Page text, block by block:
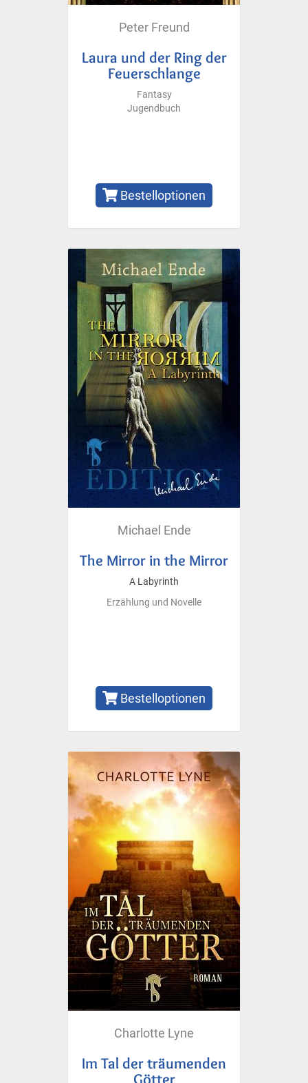
Peter Freund
Laura und der Ring der
Feuerschlange
Fantasy
Jugendbuch
Bestelloptionen
Michael Ende
The Mirror in the Mirror
A Labyrinth
Erzählung und Novelle
Bestelloptionen
Charlotte Lyne
Im Tal der träumenden
Götter